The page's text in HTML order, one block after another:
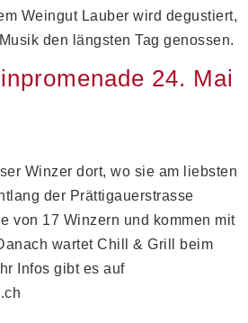
Weingut Lauber wird degustiert,
den längsten Tag genossen.
24. Mai
Winzer dort, wo sie am liebsten
der Prättigauerstrasse
von 17 Winzern und kommen mit
wartet Chill & Grill beim
Infos gibt es auf